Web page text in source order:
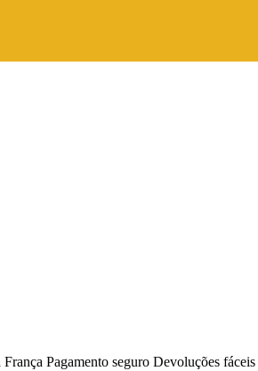
França Pagamento seguro Devoluções fáceis